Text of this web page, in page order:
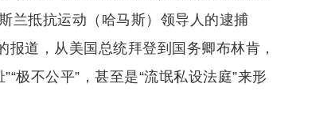
兰抵抗运动（哈马斯）领导人的逮捕
道，从美国总统拜登到国务卿布林肯，
极不公平”，甚至是“流氓私设法庭”来形